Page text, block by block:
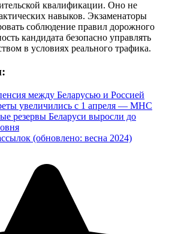
квалификации. Оно не
навыков. Экзаменаторы
соблюдение правил дорожного
кандидата безопасно управлять
в условиях реального трафика.
между Беларусью и Россией
увеличились с 1 апреля — МНС
резервы Беларуси выросли до
(обновлено: весна 2024)